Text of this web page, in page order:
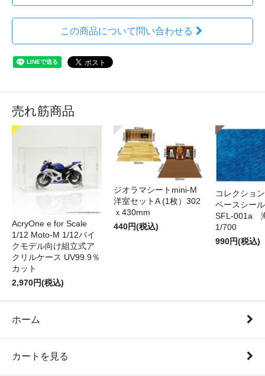
この商品について問い合わせる
売れ筋商品
AcryOne e for Scale
1/12 Moto-M 1/12バイ
クモデル向け組立式ア
クリルケース UV99.9％
カット
2,970円(税込)
ジオラマシートmini-M
洋室セットA (1枚）302
ｘ430mm
440円(税込)
コレクショ
ベースシー
SFL-001a
1/700
990円(税込)
ホーム
カートを見る